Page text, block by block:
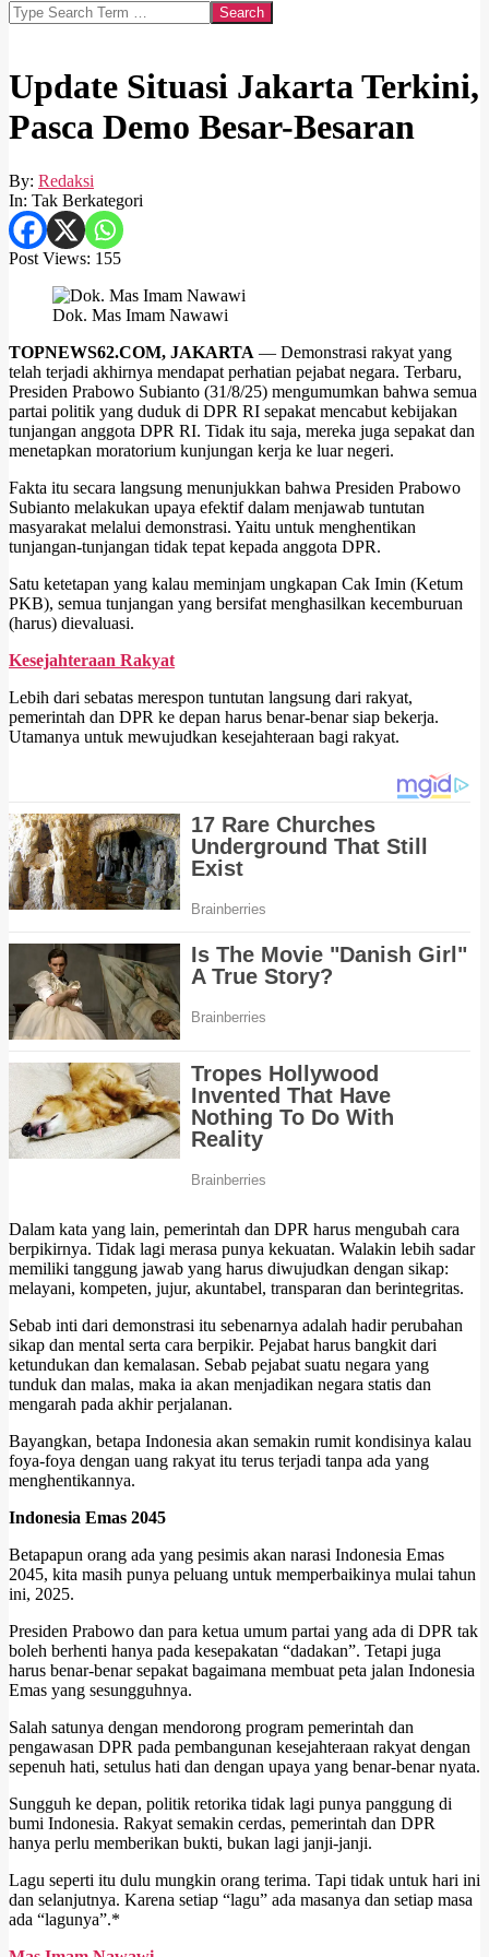
Search
Update Situasi Jakarta Terkini,
Pasca Demo Besar-Besaran
By: Redaksi
In: Tak Berkategori
Post Views: 155
Dok. Mas Imam Nawawi
TOPNEWS62.COM, JAKARTA — Demonstrasi rakyat yang
telah terjadi akhirnya mendapat perhatian pejabat negara. Terbaru,
Presiden Prabowo Subianto (31/8/25) mengumumkan bahwa semua
partai politik yang duduk di DPR RI sepakat mencabut kebijakan
tunjangan anggota DPR RI. Tidak itu saja, mereka juga sepakat dan
menetapkan moratorium kunjungan kerja ke luar negeri.
Fakta itu secara langsung menunjukkan bahwa Presiden Prabowo
Subianto melakukan upaya efektif dalam menjawab tuntutan
masyarakat melalui demonstrasi. Yaitu untuk menghentikan
tunjangan-tunjangan tidak tepat kepada anggota DPR.
Satu ketetapan yang kalau meminjam ungkapan Cak Imin (Ketum
PKB), semua tunjangan yang bersifat menghasilkan kecemburuan
(harus) dievaluasi.
Kesejahteraan Rakyat
Lebih dari sebatas merespon tuntutan langsung dari rakyat,
pemerintah dan DPR ke depan harus benar-benar siap bekerja.
Utamanya untuk mewujudkan kesejahteraan bagi rakyat.
Dalam kata yang lain, pemerintah dan DPR harus mengubah cara
berpikirnya. Tidak lagi merasa punya kekuatan. Walakin lebih sadar
memiliki tanggung jawab yang harus diwujudkan dengan sikap:
melayani, kompeten, jujur, akuntabel, transparan dan berintegritas.
Sebab inti dari demonstrasi itu sebenarnya adalah hadir perubahan
sikap dan mental serta cara berpikir. Pejabat harus bangkit dari
ketundukan dan kemalasan. Sebab pejabat suatu negara yang
tunduk dan malas, maka ia akan menjadikan negara statis dan
mengarah pada akhir perjalanan.
Bayangkan, betapa Indonesia akan semakin rumit kondisinya kalau
foya-foya dengan uang rakyat itu terus terjadi tanpa ada yang
menghentikannya.
Indonesia Emas 2045
Betapapun orang ada yang pesimis akan narasi Indonesia Emas
2045, kita masih punya peluang untuk memperbaikinya mulai tahun
ini, 2025.
Presiden Prabowo dan para ketua umum partai yang ada di DPR tak
boleh berhenti hanya pada kesepakatan “dadakan”. Tetapi juga
harus benar-benar sepakat bagaimana membuat peta jalan Indonesia
Emas yang sesungguhnya.
Salah satunya dengan mendorong program pemerintah dan
pengawasan DPR pada pembangunan kesejahteraan rakyat dengan
sepenuh hati, setulus hati dan dengan upaya yang benar-benar nyata.
Sungguh ke depan, politik retorika tidak lagi punya panggung di
bumi Indonesia. Rakyat semakin cerdas, pemerintah dan DPR
hanya perlu memberikan bukti, bukan lagi janji-janji.
Lagu seperti itu dulu mungkin orang terima. Tapi tidak untuk hari ini
dan selanjutnya. Karena setiap “lagu” ada masanya dan setiap masa
ada “lagunya”.*